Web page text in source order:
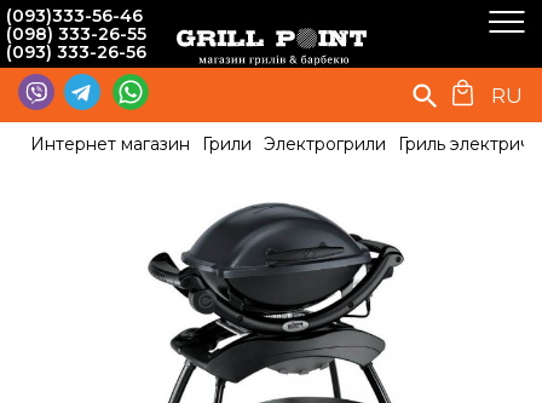
(093)333-56-46
(098) 333-26-55
(093) 333-26-56
RU
Интернет магазин Грили Электрогрили Гриль